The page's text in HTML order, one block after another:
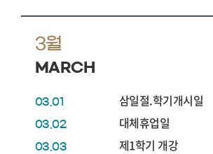
3월
MARCH
03.01 삼일절.학기개시일
03.02 대체휴업일
03.03 제1학기 개강